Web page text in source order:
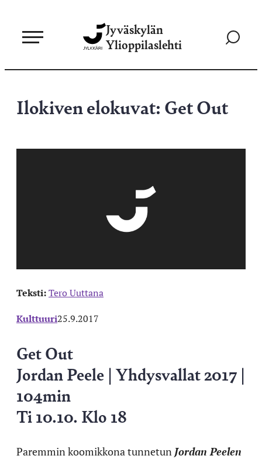
sisältöön
Jyväskylän
Ylioppilaslehti
Siirry
Ilokiven elokuvat: Get Out
Teksti:Tero Uuttana
Kulttuuri25.9.2017
Get Out
Jordan Peele | Yhdysvallat 2017 |
104min
Ti 10.10. Klo 18
Paremmin koomikkona tunnetun Jordan Peelen